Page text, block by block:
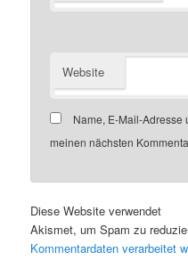
Website
Name, E-Mail-Adresse
meinen nächsten
Diese Website verwendet
Akismet, um Spam zu
Kommentardaten verarbeitet